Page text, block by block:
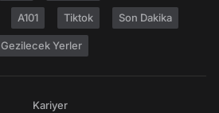
A101 Tiktok Son Dakika
Gezilecek Yerler
Kariyer